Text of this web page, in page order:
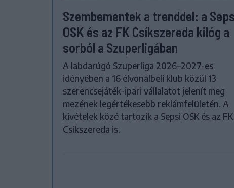
Szembementek a trenddel: a
OSK és az FK Csíkszereda kilóg a
sorból a Szuperligában
A labdarúgó Szuperliga 2026–2027-es
idényében a 16 élvonalbeli klub közül 13
szerencsejáték-ipari vállalatot jelenít meg
mezének legértékesebb reklámfelületén. A
kivételek közé tartozik a Sepsi OSK és az FK
Csíkszereda is.